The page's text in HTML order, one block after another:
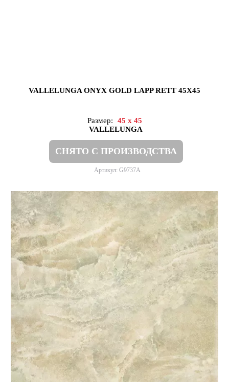
VALLELUNGA ONYX GOLD LAPP RETT 45X45
Размер:
45 x 45
VALLELUNGA
СНЯТО С ПРОИЗВОДСТВА
Артикул: G9737A